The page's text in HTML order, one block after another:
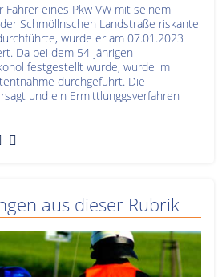
Fahrer eines Pkw VW mit seinem
Schmöllnschen Landstraße riskante
wurde er am 07.01.2023
Da bei dem 54-jährigen
festgestellt wurde, wurde im
durchgeführt. Die
und ein Ermittlunggsverfahren
aus dieser Rubrik